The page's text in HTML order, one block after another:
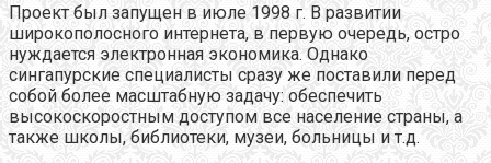
Проект был запущен в июле 1998 г. В развитии
широкополосного интернета, в первую очередь, остро
нуждается электронная экономика. Однако
сингапурские специалисты сразу же поставили перед
собой более масштабную задачу: обеспечить
высокоскоростным доступом все население страны, а
также школы, библиотеки, музеи, больницы и т.д.